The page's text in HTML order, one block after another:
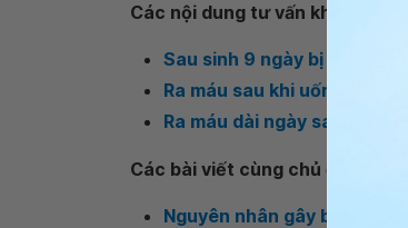
Các nội dung tư vấn khác
Sau sinh 9 ngày bị xuất
Ra máu sau khi uống
Ra máu dài ngày sau sinh
Các bài viết cùng chủ đề
Nguyên nhân gây băng